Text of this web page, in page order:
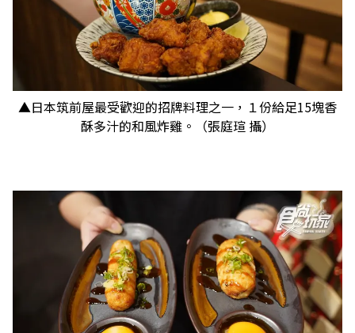
▲日本筑前屋最受歡迎的招牌料理之一，１份給足15塊香
酥多汁的和風炸雞。（張庭瑄 攝）